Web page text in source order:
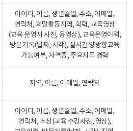
아이디, 이름, 생년월일, 주소, 이메일,
연락처, 희망활동지역, 학력, 교육영상
(교육 운영시 사진, 동영상), 교육운영이력,
방문기록(날짜, 시각), 실시간 양방향교육
가능여부, 자격증, 주요지도 경력
지역, 이름, 이메일, 연락처
아이디, 이름, 생년월일, 주소, 이메일,
연락처, 초상(교육 수강사진, 영상),